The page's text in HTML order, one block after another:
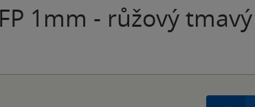
1mm - růžový tmavý